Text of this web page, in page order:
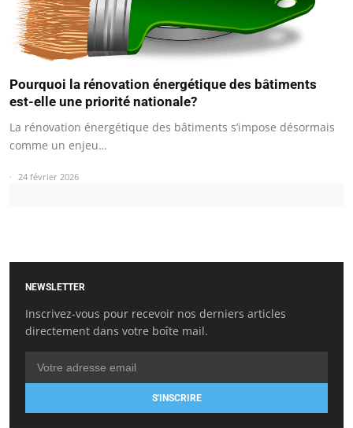
Pourquoi la rénovation énergétique des bâtiments
est-elle une priorité nationale?
La rénovation énergétique des bâtiments s’impose désormais
comme un enjeu…
24 février 2026
NEWSLETTER
Inscrivez-vous pour recevoir nos derniers articles
directement dans votre boîte mail.
S'INSCRIRE